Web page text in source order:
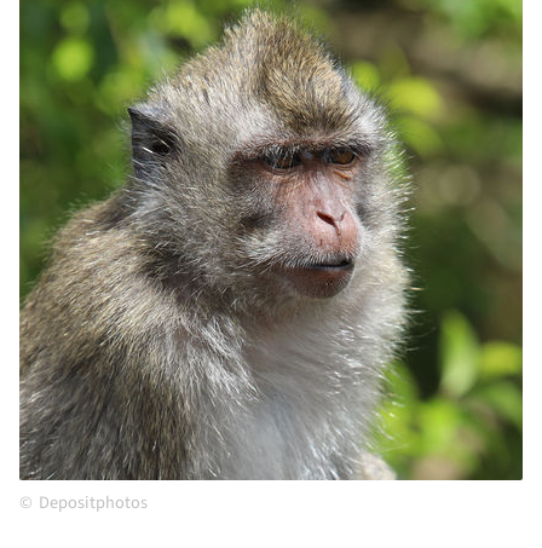
Depositphotos